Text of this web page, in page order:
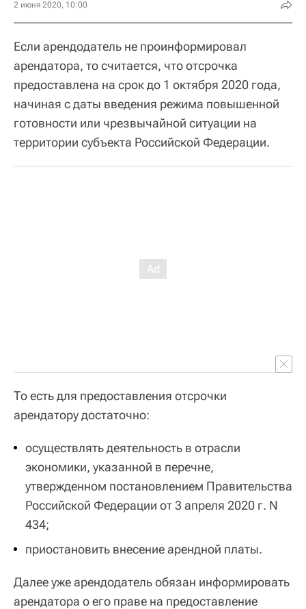
2 июня 2020, 10:00
Если арендодатель не проинформировал
арендатора, то считается, что отсрочка
предоставлена на срок до 1 октября 2020 года,
начиная с даты введения режима повышенной
готовности или чрезвычайной ситуации на
территории субъекта Российской Федерации.
То есть для предоставления отсрочки
арендатору достаточно:
осуществлять деятельность в отрасли
экономики, указанной в перечне,
утвержденном постановлением Правительства
Российской Федерации от 3 апреля 2020 г. N
434;
приостановить внесение арендной платы.
Далее уже арендодатель обязан информировать
арендатора о его праве на предоставление